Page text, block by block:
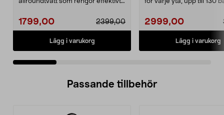
1799,00 2399,00
Lägg i varukorg
2999,00
Lägg i varukorg
Passande tillbehör